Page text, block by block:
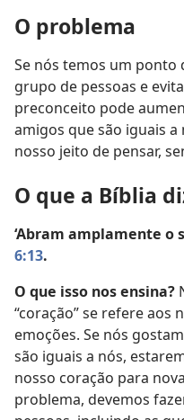
O problema
Se nós temos um ponto
grupo de pessoas e
preconceito pode
amigos que são iguais
nosso jeito de pensar,
O que a Bíblia
‘Abram amplamente o
6:13.
O que isso nos ensina?
“coração” se refere aos
emoções. Se nós
são iguais a nós,
nosso coração para
problema, devemos